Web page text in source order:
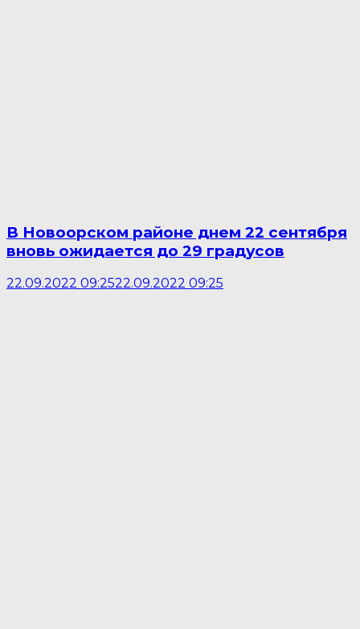
В Новоорском районе днем 22 сентября
вновь ожидается до 29 градусов
22.09.2022 09:2522.09.2022 09:25